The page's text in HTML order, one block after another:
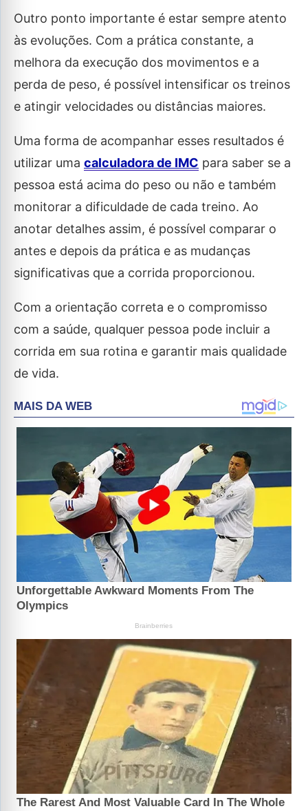
Outro ponto importante é estar sempre atento
às evoluções. Com a prática constante, a
melhora da execução dos movimentos e a
perda de peso, é possível intensificar os treinos
e atingir velocidades ou distâncias maiores.
Uma forma de acompanhar esses resultados é
utilizar uma calculadora de IMC para saber se a
pessoa está acima do peso ou não e também
monitorar a dificuldade de cada treino. Ao
anotar detalhes assim, é possível comparar o
antes e depois da prática e as mudanças
significativas que a corrida proporcionou.
Com a orientação correta e o compromisso
com a saúde, qualquer pessoa pode incluir a
corrida em sua rotina e garantir mais qualidade
de vida.